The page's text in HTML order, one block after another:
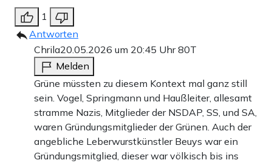
1
Antworten
Chrila20.05.2026 um 20:45 Uhr80T
Melden
Grüne müssten zu diesem Kontext mal ganz still
sein. Vogel, Springmann und Haußleiter, allesamt
stramme Nazis, Mitglieder der NSDAP, SS, und SA,
waren Gründungsmitglieder der Grünen. Auch der
angebliche Leberwurstkünstler Beuys war ein
Gründungsmitglied, dieser war völkisch bis ins